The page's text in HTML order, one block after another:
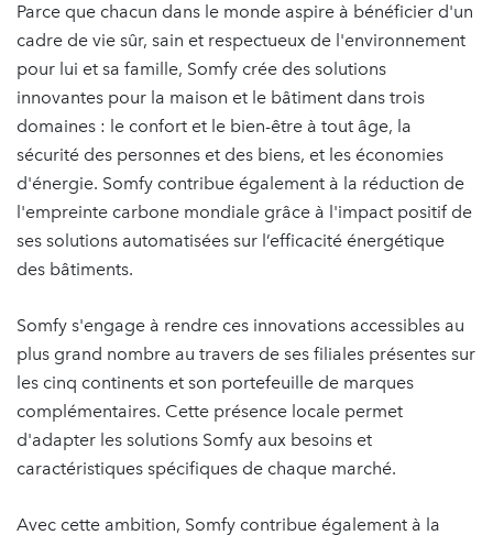
Parce que chacun dans le monde aspire à bénéficier d'un
cadre de vie sûr, sain et respectueux de l'environnement
pour lui et sa famille, Somfy crée des solutions
innovantes pour la maison et le bâtiment dans trois
domaines : le confort et le bien-être à tout âge, la
sécurité des personnes et des biens, et les économies
d'énergie. Somfy contribue également à la réduction de
l'empreinte carbone mondiale grâce à l'impact positif de
ses solutions automatisées sur l’efficacité énergétique
des bâtiments.
Somfy s'engage à rendre ces innovations accessibles au
plus grand nombre au travers de ses filiales présentes sur
les cinq continents et son portefeuille de marques
complémentaires. Cette présence locale permet
d'adapter les solutions Somfy aux besoins et
caractéristiques spécifiques de chaque marché.
Avec cette ambition, Somfy contribue également à la